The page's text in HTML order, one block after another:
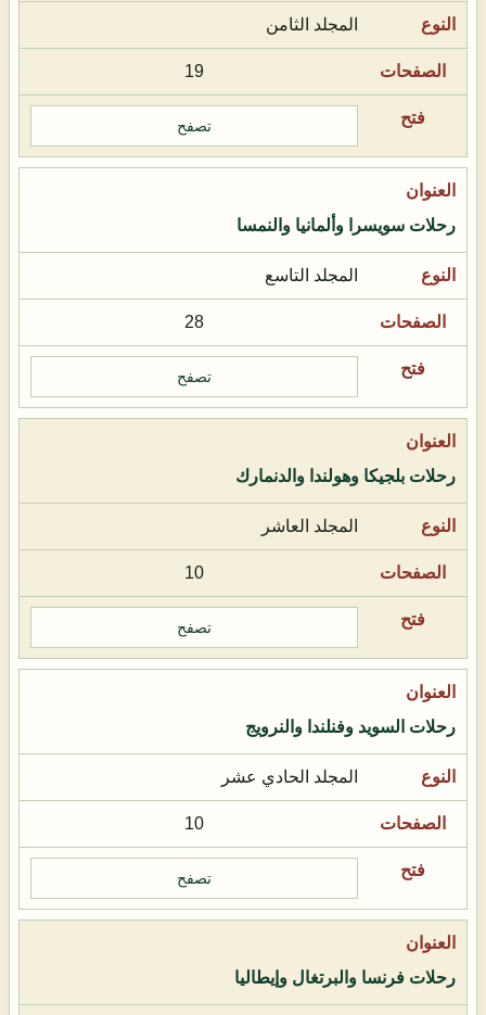
المجلد الثامن
19
تصفح
رحلات سويسرا وألمانيا والنمسا
المجلد التاسع
28
تصفح
رحلات بلجيكا وهولندا والدنمارك
المجلد العاشر
10
تصفح
رحلات السويد وفنلندا والنرويج
المجلد الحادي عشر
10
تصفح
رحلات فرنسا والبرتغال وإيطاليا